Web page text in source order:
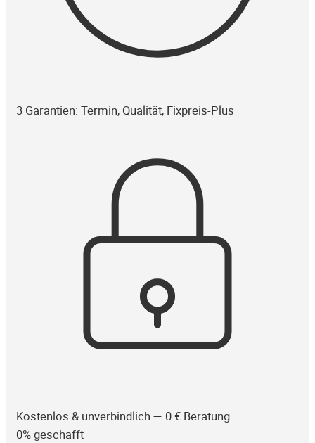
3 Garantien: Termin, Qualität, Fixpreis-Plus
Kostenlos & unverbindlich — 0 € Beratung
0% geschafft